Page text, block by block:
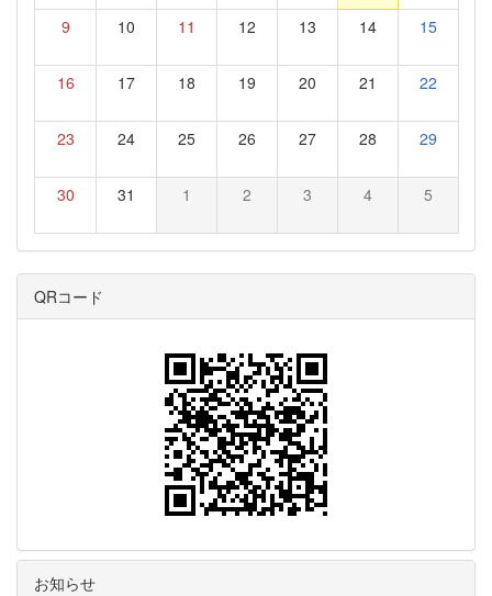
9 10 11 12 13 14 15
16 17 18 19 20 21 22
23 24 25 26 27 28 29
30 31 1 2 3 4 5
QRコード
お知らせ